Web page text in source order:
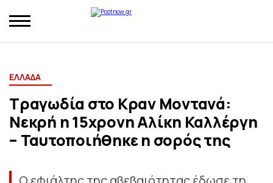
ΕΛΛΑΔΑ
Τραγωδία στο Κραν Μοντανά:
Νεκρή η 15χρονη Αλίκη Καλλέργη
– Ταυτοποιήθηκε η σορός της